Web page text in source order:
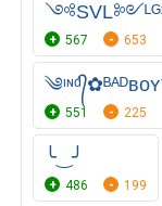
567 653
551 225
╰‿╯
486 199